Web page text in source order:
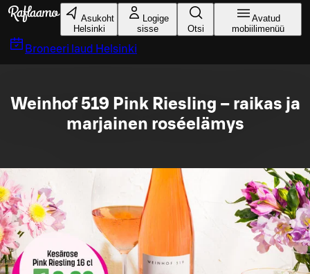
Liigu peamise sisu juurde
Asukoht
Helsinki
Logige
sisse
Otsi
Avatud
mobiilimenüü
Broneeri laud Helsinki
Weinhof 519 Pink Riesling – raikas ja
marjainen roséelämys